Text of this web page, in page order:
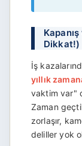
Dikkat!)
İş
yıllık
vaktim var"
Zaman
zorlaşır,
deliller yok